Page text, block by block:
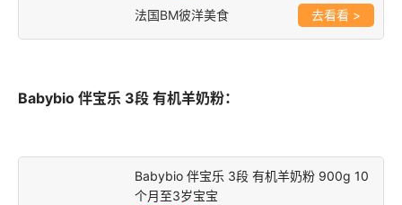
法国BM彼洋美食
>
Babybio 伴宝乐 3段 有机羊奶粉：
Babybio 伴宝乐 3段 有机羊奶粉 900g 10
个月至3岁宝宝